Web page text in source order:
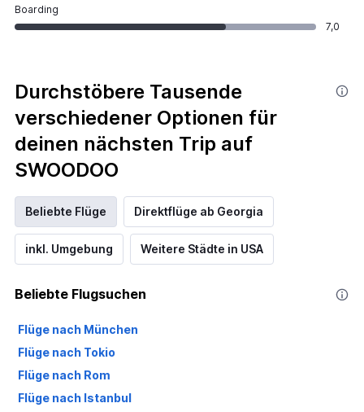
Boarding
7,0
Durchstöbere Tausende
verschiedener Optionen für
deinen nächsten Trip auf
SWOODOO
Beliebte Flüge Direktflüge ab Georgia
inkl. Umgebung Weitere Städte in USA
Beliebte Flugsuchen
Flüge nach München
Flüge nach Tokio
Flüge nach Rom
Flüge nach Istanbul